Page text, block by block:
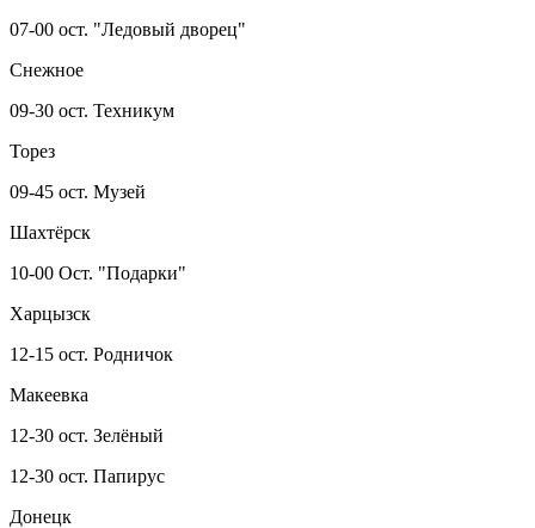
07-00 ост. "Ледовый дворец"
Снежное
09-30 ост. Техникум
Торез
09-45 ост. Музей
Шахтёрск
10-00 Ост. "Подарки"
Харцызск
12-15 ост. Родничок
Макеевка
12-30 ост. Зелёный
12-30 ост. Папирус
Донецк